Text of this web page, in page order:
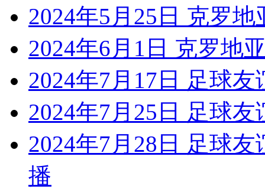
2024年5月25日 克罗
2024年6月1日 克罗地
2024年7月17日 足球
2024年7月25日 足球
2024年7月28日 足球
播